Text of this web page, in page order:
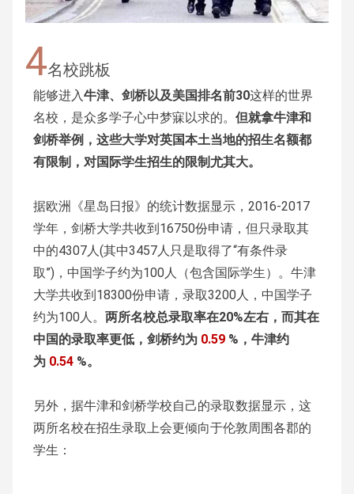
4名校跳板
能够进入牛津、剑桥以及美国排名前30这样的世界
名校，是众多学子心中梦寐以求的。 但就拿牛津和
剑桥举例，这些大学对英国本土当地的招生名额都
有限制，对国际学生招生的限制尤其大。
据欧洲《星岛日报》的统计数据显示，2016-2017
学年，剑桥大学共收到16750份申请，但只录取其
中的4307人(其中3457人只是取得了“有条件录
取”)，中国学子约为100人（包含国际学生）。牛津
大学共收到18300份申请，录取3200人，中国学子
约为100人。 两所名校总录取率在20%左右，而其在
中国的录取率更低，剑桥约为 0.59 %，牛津约
为 0.54 %。
另外，据牛津和剑桥学校自己的录取数据显示，这
两所名校在招生录取上会更倾向于伦敦周围各郡的
学生：